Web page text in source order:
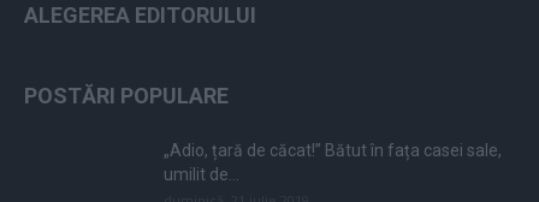
ALEGEREA EDITORULUI
POSTĂRI POPULARE
„Adio, țară de căcat!” Bătut în fața casei sale,
umilit de...